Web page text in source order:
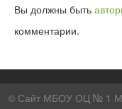
Вы должны быть
комментарии.
© Сайт МБОУ ОЦ № 1